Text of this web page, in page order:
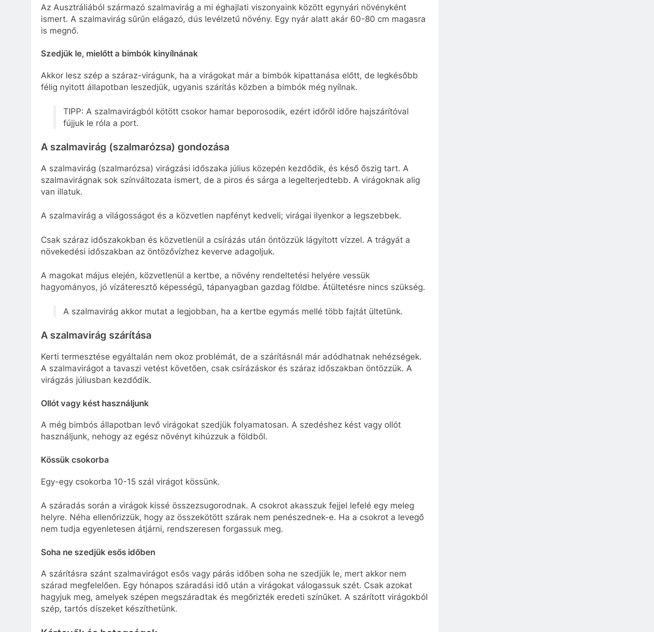
Az Ausztráliából származó szalmavirág a mi éghajlati viszonyaink között egynyári növényként
ismert. A szalmavirág sűrűn elágazó, dús levélzetű növény. Egy nyár alatt akár 60-80 cm magasra
is megnő.
Szedjük le, mielőtt a bimbók kinyílnának
Akkor lesz szép a száraz-virágunk, ha a virágokat már a bimbók kipattanása előtt, de legkésőbb
félig nyitott állapotban leszedjük, ugyanis szárítás közben a bimbók még nyílnak.
TIPP: A szalmavirágból kötött csokor hamar beporosodik, ezért időről időre hajszárítóval
fújjuk le róla a port.
A szalmavirág (szalmarózsa) gondozása
A szalmavirág (szalmarózsa) virágzási időszaka július közepén kezdődik, és késő őszig tart. A
szalmavirágnak sok színváltozata ismert, de a piros és sárga a legelterjedtebb. A virágoknak alig
van illatuk.
A szalmavirág a világosságot és a közvetlen napfényt kedveli; virágai ilyenkor a legszebbek.
Csak száraz időszakokban és közvetlenül a csírázás után öntözzük lágyított vízzel. A trágyát a
növekedési időszakban az öntözővízhez keverve adagoljuk.
A magokat május elején, közvetlenül a kertbe, a növény rendeltetési helyére vessük
hagyományos, jó vízáteresztő képességű, tápanyagban gazdag földbe. Átültetésre nincs szükség.
A szalmavirág akkor mutat a legjobban, ha a kertbe egymás mellé több fajtát ültetünk.
A szalmavirág szárítása
Kerti termesztése egyáltalán nem okoz problémát, de a szárításnál már adódhatnak nehézségek.
A szalmavirágot a tavaszi vetést követően, csak csírázáskor és száraz időszakban öntözzük. A
virágzás júliusban kezdődik.
Ollót vagy kést használjunk
A még bimbós állapotban levő virágokat szedjük folyamatosan. A szedéshez kést vagy ollót
használjunk, nehogy az egész növényt kihúzzuk a földből.
Kössük csokorba
Egy-egy csokorba 10-15 szál virágot kössünk.
A száradás során a virágok kissé összezsugorodnak. A csokrot akasszuk fejjel lefelé egy meleg
helyre. Néha ellenőrizzük, hogy az összekötött szárak nem penészednek-e. Ha a csokrot a levegő
nem tudja egyenletesen átjárni, rendszeresen forgassuk meg.
Soha ne szedjük esős időben
A szárításra szánt szalmavirágot esős vagy párás időben soha ne szedjük le, mert akkor nem
szárad megfelelően. Egy hónapos száradási idő után a virágokat válogassuk szét. Csak azokat
hagyjuk meg, amelyek szépen megszáradtak és megőrizték eredeti színűket. A szárított virágokból
szép, tartós díszeket készíthetünk.